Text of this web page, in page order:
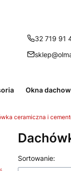
32 719 91
Okna
ceramiczna i
Lista
Sortowanie: